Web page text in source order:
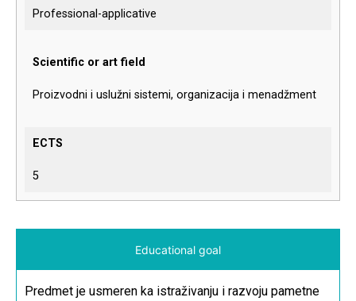
Professional-applicative
Scientific or art field
Proizvodni i uslužni sistemi, organizacija i menadžment
ECTS
5
Educational goal
Predmet je usmeren ka istraživanju i razvoju pametne